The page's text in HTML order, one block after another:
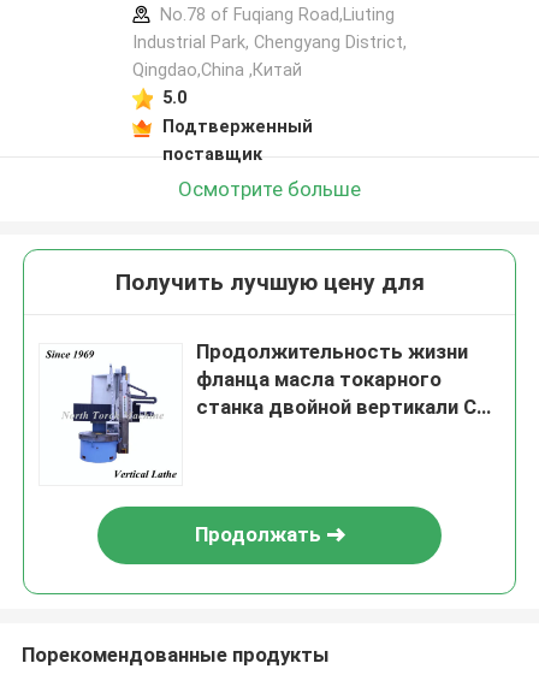
No.78 of Fuqiang Road,Liuting
Industrial Park, Chengyang District,
Qingdao,China ,Китай
5.0
Подтверженный
поставщик
Осмотрите больше
Получить лучшую цену для
Продолжительность жизни
фланца масла токарного
станка двойной вертикали Cnc
Продолжать
Порекомендованные продукты